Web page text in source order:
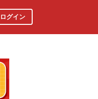
ログイン